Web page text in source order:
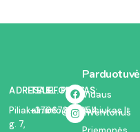
ADRESAS:
Piliakalnio
g. 7,
TELEFONAS:
+37067350054
EL. PAŠTAS:
info@kodelciukas.lt
Parduotuvė
Vidaus
inventorius